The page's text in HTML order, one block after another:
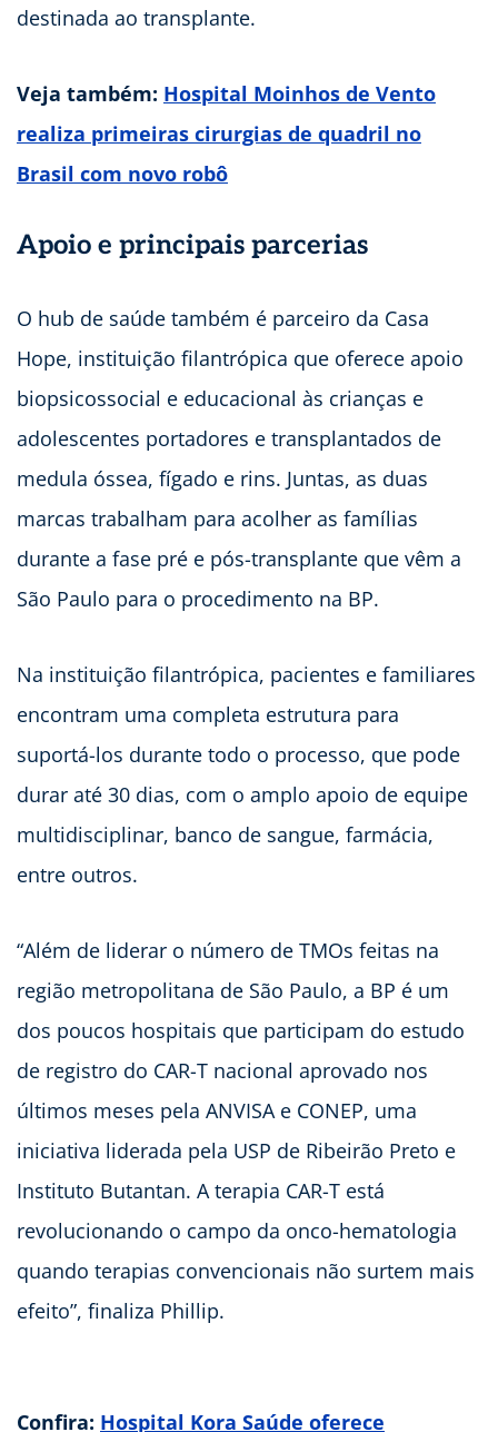
destinada ao transplante.
Veja também: Hospital Moinhos de Vento
realiza primeiras cirurgias de quadril no
Brasil com novo robô
Apoio e principais parcerias
O hub de saúde também é parceiro da Casa
Hope, instituição filantrópica que oferece apoio
biopsicossocial e educacional às crianças e
adolescentes portadores e transplantados de
medula óssea, fígado e rins. Juntas, as duas
marcas trabalham para acolher as famílias
durante a fase pré e pós-transplante que vêm a
São Paulo para o procedimento na BP.
Na instituição filantrópica, pacientes e familiares
encontram uma completa estrutura para
suportá-los durante todo o processo, que pode
durar até 30 dias, com o amplo apoio de equipe
multidisciplinar, banco de sangue, farmácia,
entre outros.
“Além de liderar o número de TMOs feitas na
região metropolitana de São Paulo, a BP é um
dos poucos hospitais que participam do estudo
de registro do CAR-T nacional aprovado nos
últimos meses pela ANVISA e CONEP, uma
iniciativa liderada pela USP de Ribeirão Preto e
Instituto Butantan. A terapia CAR-T está
revolucionando o campo da onco-hematologia
quando terapias convencionais não surtem mais
efeito”, finaliza Phillip.
Confira: Hospital Kora Saúde oferece